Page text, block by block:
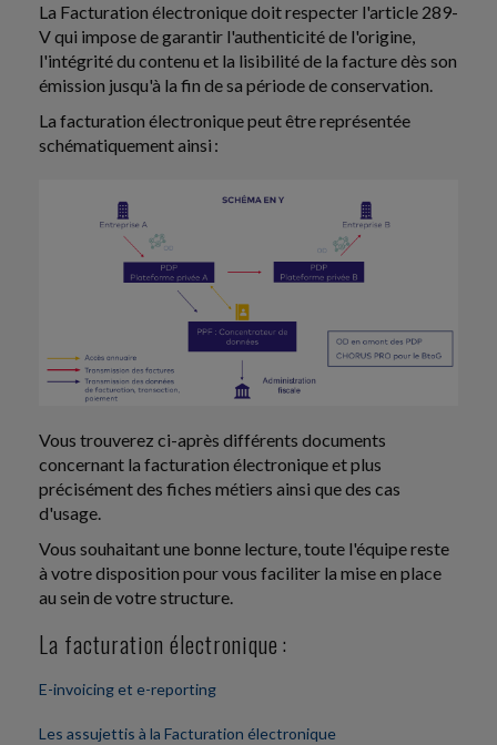
La Facturation électronique doit respecter l'article 289-
V qui impose de garantir l'authenticité de l'origine,
l'intégrité du contenu et la lisibilité de la facture dès son
émission jusqu'à la fin de sa période de conservation.
La facturation électronique peut être représentée
schématiquement ainsi :
Vous trouverez ci-après différents documents
concernant la facturation électronique et plus
précisément des fiches métiers ainsi que des cas
d'usage.
Vous souhaitant une bonne lecture, toute l'équipe reste
à votre disposition pour vous faciliter la mise en place
au sein de votre structure.
La facturation électronique :
E-invoicing et e-reporting
Les assujettis à la Facturation électronique